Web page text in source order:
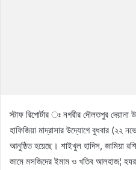
স্টাফ রিপোর্টার ঃ নগরীর দৌলতপুর দেয়ানা
হাফিজিয়া মাদ্রাসার উদ্যোগে বুধবার (২২
আনুষ্ঠিত হয়েছে। শাইখুল হাদিস, জামিয়া
জামে মসজিদের ইমাম ও খতিব আলহাজ¦